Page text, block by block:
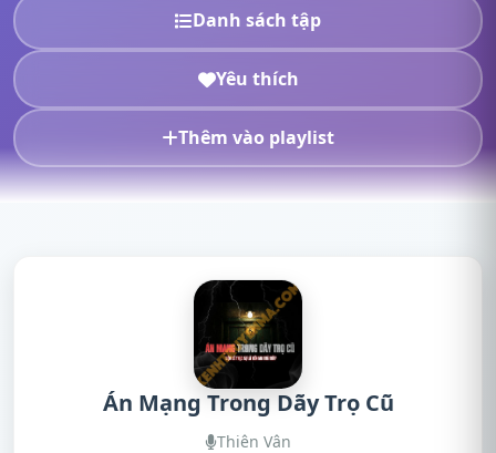
Danh sách tập
Yêu thích
Thêm vào playlist
Án Mạng Trong Dãy Trọ Cũ
Thiên Vân